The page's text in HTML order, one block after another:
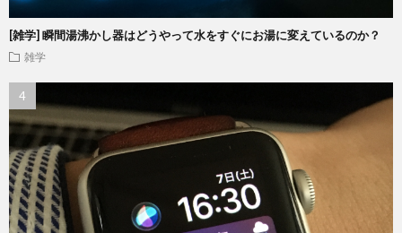
[雑学] 瞬間湯沸かし器はどうやって水をすぐにお湯に変えているのか？
雑学